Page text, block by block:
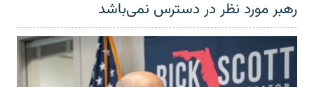
رهبر مورد نظر در دسترس نمی‌باشد